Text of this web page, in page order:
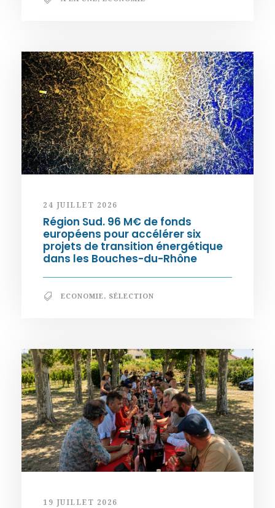
24 JUILLET 2026
Région Sud. 96 M€ de fonds
européens pour accélérer six
projets de transition énergétique
dans les Bouches-du-Rhône
ECONOMIE, SÉLECTION
19 JUILLET 2026